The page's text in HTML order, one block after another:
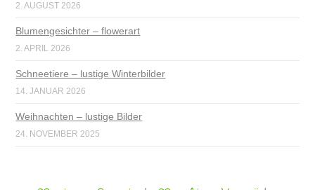
2. AUGUST 2026
Blumengesichter – flowerart
2. APRIL 2026
Schneetiere – lustige Winterbilder
14. JANUAR 2026
Weihnachten – lustige Bilder
24. NOVEMBER 2025